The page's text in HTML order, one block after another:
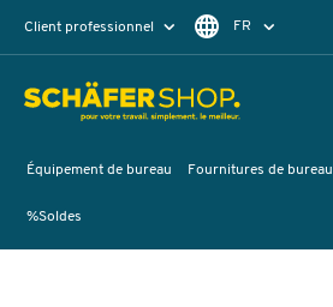
Client professionnel FR
EN
Équipement de bureau Fournitures de bureau
%Soldes